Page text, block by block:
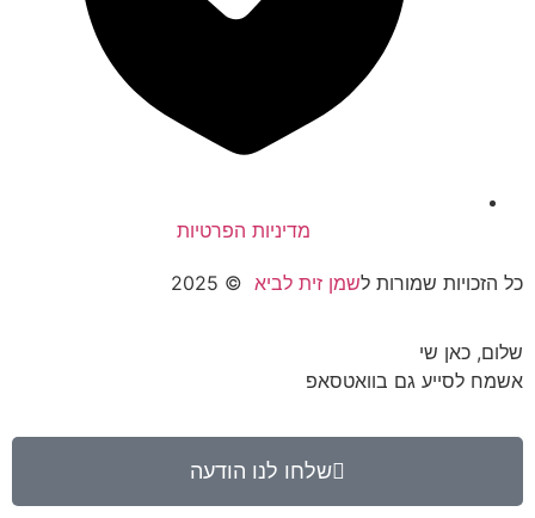
מדיניות הפרטיות
כל הזכויות שמורות לשמן זית לביא © 2025
שלום, כאן שי
אשמח לסייע גם בוואטסאפ
שלחו לנו הודעה